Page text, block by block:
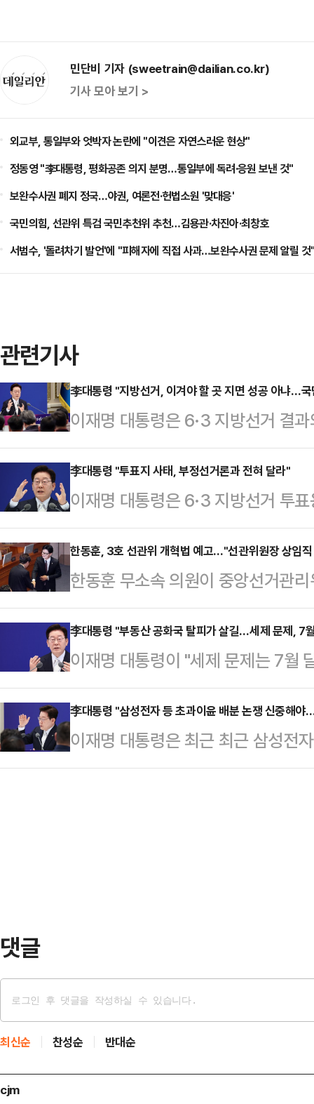
민단비 기자 (sweetrain@dailian.co.kr)
기사 모아 보기 >
외교부, 통일부와 엇박자 논란에 "이견은 자연스러운 현상"
정동영 "李대통령, 평화공존 의지 분명…통일부에 독려·응원 보낸 것"
보완수사권 폐지 정국…야권, 여론전·헌법소원 '맞대응'
국민의힘, 선관위 특검 국민추천위 추천…김용관·차진아·최창호
서범수, '돌려차기 발언'에 "피해자에 직접 사과…보완수사권 문제 알릴
관련기사
李대통령 "지방선거, 이겨야 할 곳 지면 성공 아냐…
이재명 대통령은 6·3 지방선거 결
평가했다.이 대통령은 8일 취임 1
회견에서 지방선거 결과에 대해 "
하면 그건 문제가 다르다"며 이같
생각한다"며 "더 낮은 자세로 겸손
시 무서운 존재라는 생각을 하게 됐
자까지도 정말 죽을힘을 다해서 온
하겠다는 …
李대통령 "투표지 사태, 부정선거론과 전혀 달라"
이재명 대통령은 6·3 지방선거 투
라는 이 모든 걸 한순간에 깡그리
취임 1주년을 맞아 청와대 영빈관
대해 "어처구니 없다. 소위 민주주
서 투표를 못했다'는 건 상상하는
면서 "(투표용지 부족 사태가) 부정
"정치적 목적을 가지고 명백히 사
통해 세력화의 …
한동훈, 3호 선관위 개혁법 예고…"선관위원장 상임
한동훈 무소속 의원이 중앙선거관
기간 직원의 휴직·휴가 제한 등 2건
장을 상임직으로 전환하는 법안을
일 페이스북에 "해마다 계속되는 선
장 답답해 하는건 제대로 책임지는
의 최상위 책임 구조가 불분명하기
국 민주주의의 근간을 책임지는 선
관이 겸직하는 비상임직"이라며 "
李대통령 "부동산 공화국 탈피가 살길…세제 문제, 7
이재명 대통령이 "세제 문제는 7월
문제는 속도를 빨리 내는 걸로 조만
다.이재명 대통령은 8일 취임 1주
견에서 부동산 정책 운영에 대해 "
꺼번에 (발표)하려고 한다"며 이같
李대통령 "삼성전자 등 초과이윤 배분 논쟁 신중해야
이재명 대통령은 최근 최근 삼성전
업의 초과이윤 배분 논쟁과 관련해
댓글
최신순 찬성순 반대순
cjm